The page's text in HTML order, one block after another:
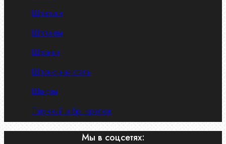
Шпильки
Шплинты
Шпонки
Шпоночная сталь
Штифты
Латунный и бр. крепеж
Мы в соцсетях: